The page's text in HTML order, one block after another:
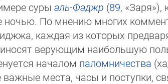
суры аль-Фаджр (89, «За­ря»),
ночью. По мнению многих
каждая из которых
верующим наибольшую
началом паломничества
места, часы и поступки,